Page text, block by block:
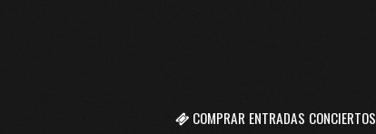
COMPRAR ENTRADAS CONCIERTOS